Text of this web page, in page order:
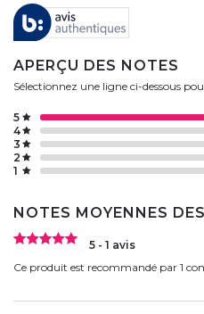
APERÇU DES NOTES
Sélectionnez une ligne ci-dessous
1
2
3
4
5
NOTES MOYENNES
5 - 1 avis
Ce produit est recommandé par 1